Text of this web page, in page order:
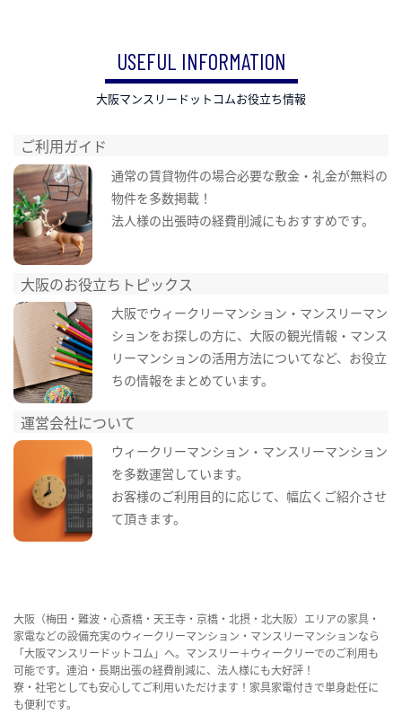
USEFUL INFORMATION
大阪マンスリードットコムお役立ち情報
ご利用ガイド
通常の賃貸物件の場合必要な敷金・礼金が無料の
物件を多数掲載！
法人様の出張時の経費削減にもおすすめです。
大阪のお役立ちトピックス
大阪でウィークリーマンション・マンスリーマン
ションをお探しの方に、大阪の観光情報・マンス
リーマンションの活用方法についてなど、お役立
ちの情報をまとめています。
運営会社について
ウィークリーマンション・マンスリーマンション
を多数運営しています。
お客様のご利用目的に応じて、幅広くご紹介させ
て頂きます。
大阪（梅田・難波・心斎橋・天王寺・京橋・北摂・北大阪）エリアの家具・
家電などの設備充実のウィークリーマンション・マンスリーマンションなら
「大阪マンスリードットコム」へ。マンスリー＋ウィークリーでのご利用も
可能です。連泊・長期出張の経費削減に、法人様にも大好評！
寮・社宅としても安心してご利用いただけます！家具家電付きで単身赴任に
も便利です。